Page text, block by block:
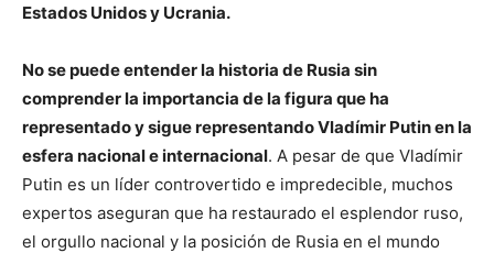
Estados Unidos y Ucrania.
No se puede entender la historia de Rusia sin
comprender la importancia de la figura que ha
representado y sigue representando Vladímir Putin en la
esfera nacional e internacional. A pesar de que Vladímir
Putin es un líder controvertido e impredecible, muchos
expertos aseguran que ha restaurado el esplendor ruso,
el orgullo nacional y la posición de Rusia en el mundo